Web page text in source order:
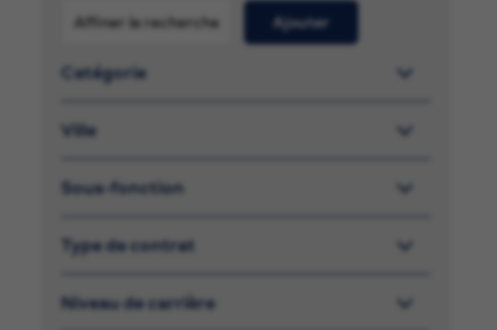
Ajouter
Catégorie
Ville
Sous-fonction
Type de contrat
Niveau de carrière